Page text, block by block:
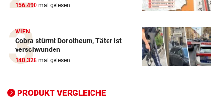
156.490 mal gelesen
WIEN
Cobra stürmt Dorotheum, Täter ist
verschwunden
140.328 mal gelesen
PRODUKT VERGLEICHE
E-Bike Vergleich
ZUM VERGLEICH
Elektro-Scooter Vergleich
ZUM VERGLEICH
ZUM VERGLEICH